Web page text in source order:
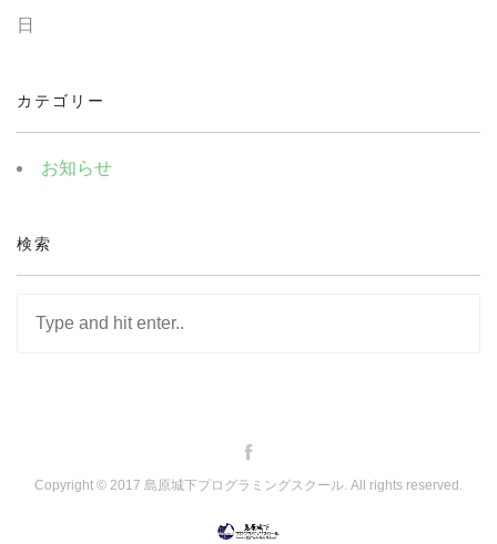
日
カテゴリー
お知らせ
検索
Copyright © 2017 島原城下プログラミングスクール. All rights reserved.